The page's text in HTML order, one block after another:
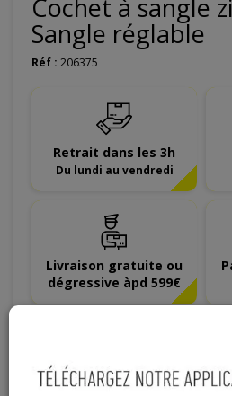
Cochet à sangle
Sangle réglable
Réf : 206375
Retrait dans les 3h
Du lundi au vendredi
Livraison gratuite ou
dégressive àpd 599€